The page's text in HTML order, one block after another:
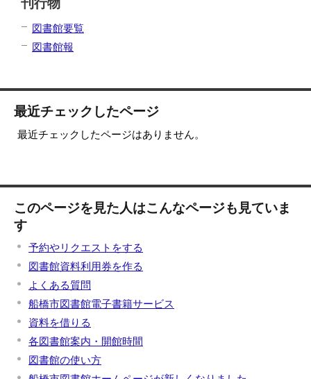
図書館要覧
図書館報
最近チェックしたページ
最近チェックしたページはありません。
このページを見た人はこんなページも見ていま
す
予約やリクエストをする
図書館資料利用券を作る
よくある質問
船橋市図書館電子書籍サービス
資料を借りる
各図書館案内・開館時間
図書館の使い方